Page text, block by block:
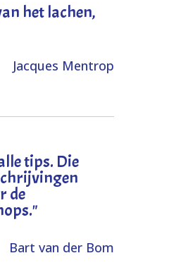
het lachen,
Jacques Mentrop
tips. Die
de
"
Bart van der Bom